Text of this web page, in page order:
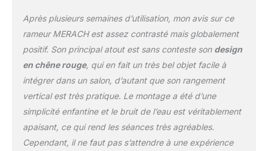
économiser de l'espace.
Cette fonction peu
encombrante s'adapte à
tandis que la finition
élégante en bois
s'intègre parfaitement à
votre décoration. Design
à eau MERACH est
équipé de rails surélevés
Après plusieurs semaines d’utilisation, mon avis sur ce
rameur MERACH est assez contrasté mais globalement
positif. Son principal atout est sans conteste son design
en chêne rouge, qui en fait un très bel objet facile à
intégrer dans un salon, d’autant que son rangement
vertical est très pratique. Le montage a été d’une
simplicité enfantine et le bruit de l’eau est véritablement
apaisant, ce qui rend les séances très agréables.
Cependant, il ne faut pas s’attendre à une expérience